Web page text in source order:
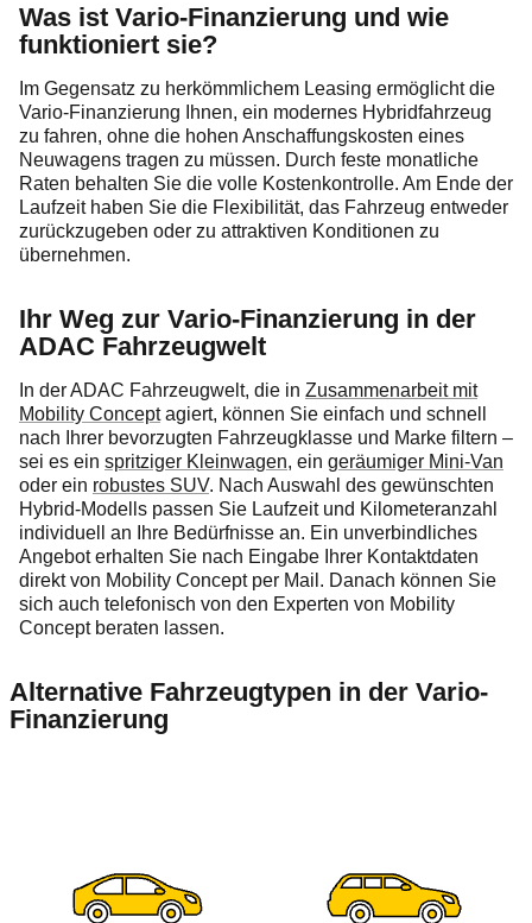
Was ist Vario-Finanzierung und wie
funktioniert sie?
Im Gegensatz zu herkömmlichem Leasing ermöglicht die
Vario-Finanzierung Ihnen, ein modernes Hybridfahrzeug
zu fahren, ohne die hohen Anschaffungskosten eines
Neuwagens tragen zu müssen. Durch feste monatliche
Raten behalten Sie die volle Kostenkontrolle. Am Ende der
Laufzeit haben Sie die Flexibilität, das Fahrzeug entweder
zurückzugeben oder zu attraktiven Konditionen zu
übernehmen.
Ihr Weg zur Vario-Finanzierung in der
ADAC Fahrzeugwelt
In der ADAC Fahrzeugwelt, die in Zusammenarbeit mit
Mobility Conceptagiert, können Sie einfach und schnell
nach Ihrer bevorzugten Fahrzeugklasse und Marke filtern –
sei es ein spritziger Kleinwagen, ein geräumiger Mini-Van
oder ein robustes SUV. Nach Auswahl des gewünschten
Hybrid-Modells passen Sie Laufzeit und Kilometeranzahl
individuell an Ihre Bedürfnisse an. Ein unverbindliches
Angebot erhalten Sie nach Eingabe Ihrer Kontaktdaten
direkt von Mobility Concept per Mail. Danach können Sie
sich auch telefonisch von den Experten von Mobility
Concept beraten lassen.
Alternative Fahrzeugtypen in der Vario-
Finanzierung